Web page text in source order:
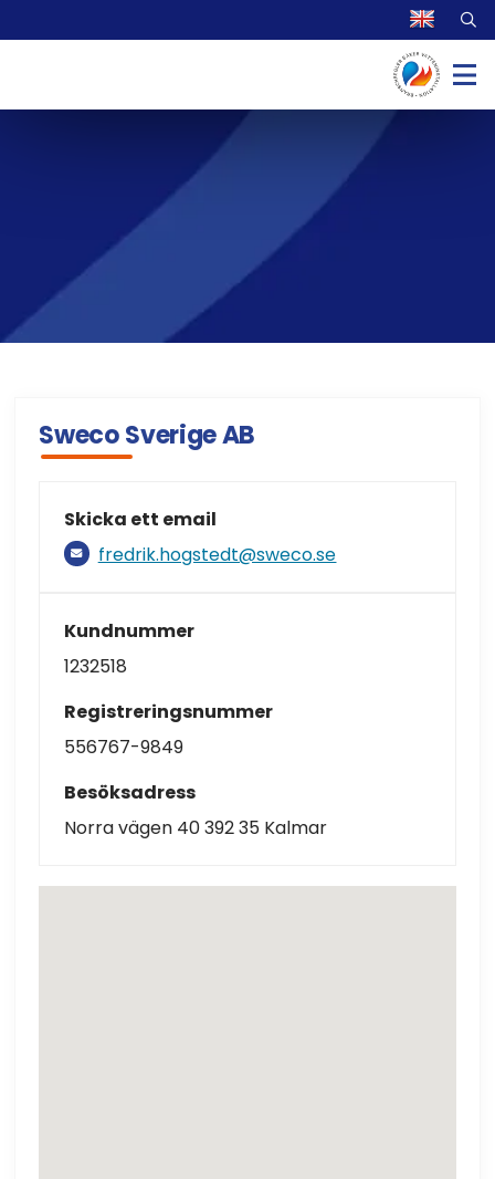
Sweco Sverige AB
Skicka ett email
fredrik.hogstedt@sweco.se
Kundnummer
1232518
Registreringsnummer
556767-9849
Besöksadress
Norra vägen 40 392 35 Kalmar